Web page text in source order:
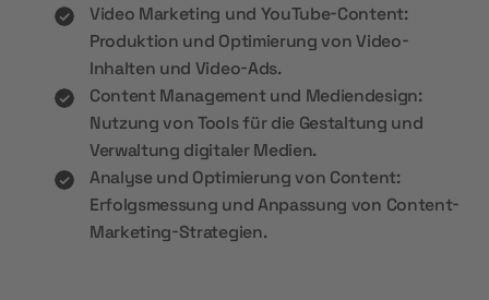
Video Marketing und YouTube-Content:
Produktion und Optimierung von Video-
Inhalten und Video-Ads.
Content Management und Mediendesign:
Nutzung von Tools für die Gestaltung und
Verwaltung digitaler Medien.
Analyse und Optimierung von Content:
Erfolgsmessung und Anpassung von Content-
Marketing-Strategien.